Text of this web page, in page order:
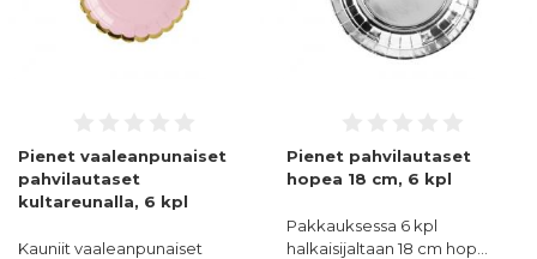
Pienet vaaleanpunaiset
pahvilautaset
kultareunalla, 6 kpl
Kauniit vaaleanpunaiset
Pienet pahvilautaset
hopea 18 cm, 6 kpl
Pakkauksessa 6 kpl
halkaisijaltaan 18 cm hop…